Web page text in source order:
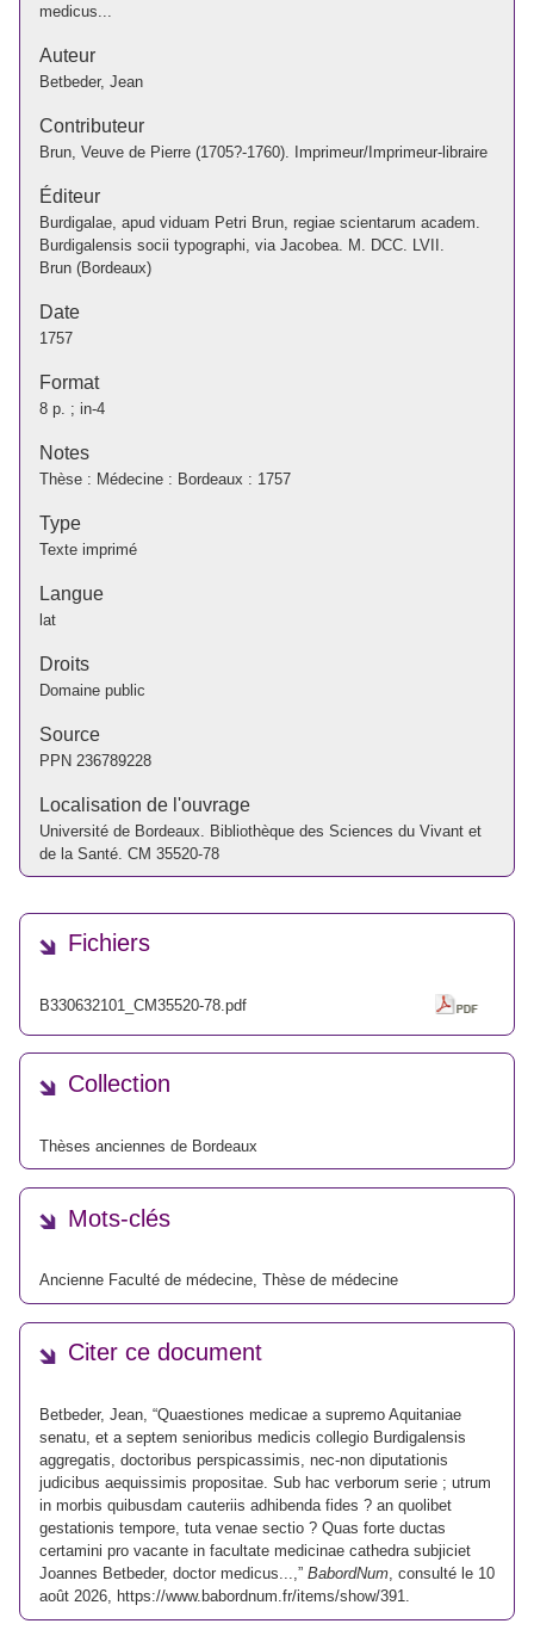
medicus...
Auteur
Betbeder, Jean
Contributeur
Brun, Veuve de Pierre (1705?-1760). Imprimeur/Imprimeur-libraire
Éditeur
Burdigalae, apud viduam Petri Brun, regiae scientarum academ.
Burdigalensis socii typographi, via Jacobea. M. DCC. LVII.
Brun (Bordeaux)
Date
1757
Format
8 p. ; in-4
Notes
Thèse : Médecine : Bordeaux : 1757
Type
Texte imprimé
Langue
lat
Droits
Domaine public
Source
PPN 236789228
Localisation de l'ouvrage
Université de Bordeaux. Bibliothèque des Sciences du Vivant et
de la Santé. CM 35520-78
Fichiers
B330632101_CM35520-78.pdf
Collection
Thèses anciennes de Bordeaux
Mots-clés
Ancienne Faculté de médecine, Thèse de médecine
Citer ce document
Betbeder, Jean, “Quaestiones medicae a supremo Aquitaniae
senatu, et a septem senioribus medicis collegio Burdigalensis
aggregatis, doctoribus perspicassimis, nec-non diputationis
judicibus aequissimis propositae. Sub hac verborum serie ; utrum
in morbis quibusdam cauteriis adhibenda fides ? an quolibet
gestationis tempore, tuta venae sectio ? Quas forte ductas
certamini pro vacante in facultate medicinae cathedra subjiciet
Joannes Betbeder, doctor medicus...,” BabordNum , consulté le 10
août 2026,
https://www.babordnum.fr/items/show/391